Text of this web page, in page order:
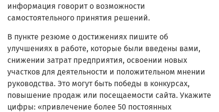
информация говорит о возможности
самостоятельного принятия решений.
В пункте резюме о достижениях пишите об
улучшениях в работе, которые были введены вами,
снижении затрат предприятия, освоении новых
участков для деятельности и положительном мнении
руководства. Это могут быть победы в конкурсах,
повышение продаж или посещаемости сайта. Укажите
цифры: «привлечение более 50 постоянных